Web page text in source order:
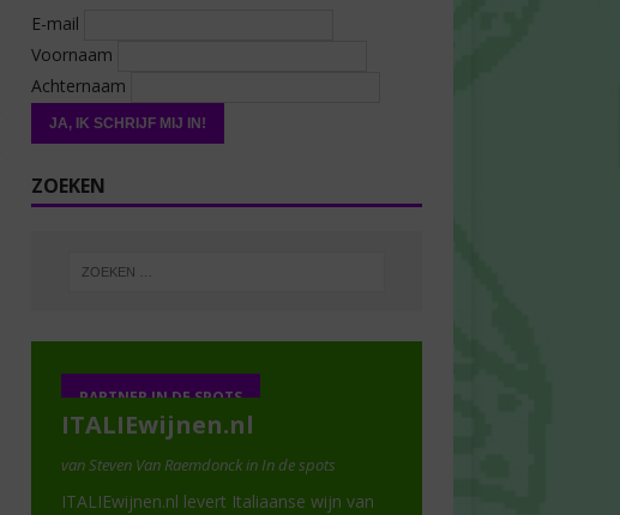
E-mail
Voornaam
Achternaam
ZOEKEN
PARTNER IN DE SPOTS
ITALIEwijnen.nl
van Steven Van Raemdonck in In de spots
ITALIEwijnen.nl levert Italiaanse wijn van